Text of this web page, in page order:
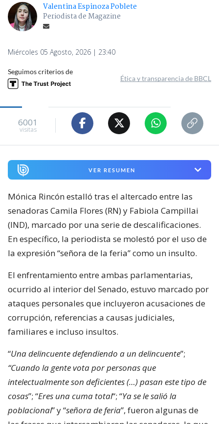
Valentina Espinoza Poblete
Periodista de Magazine
Miércoles 05 Agosto, 2026 | 23:40
Seguimos criterios de
Ética y transparencia de BBCL
6001
visitas
VER RESUMEN
Mónica Rincón estalló tras el altercado entre las
senadoras Camila Flores (RN) y Fabiola Campillai
(IND), marcado por una serie de descalificaciones.
En específico, la periodista se molestó por el uso de
la expresión “señora de la feria” como un insulto.
El enfrentamiento entre ambas parlamentarias,
ocurrido al interior del Senado, estuvo marcado por
ataques personales que incluyeron acusaciones de
corrupción, referencias a causas judiciales,
familiares e incluso insultos.
“Una delincuente defendiendo a un delincuente”;
“Cuando la gente vota por personas que
intelectualmente son deficientes (…) pasan este tipo de
cosas”; “Eres una cuma total“; “Ya se le salió la
poblacional” y “señora de feria”, fueron algunas de